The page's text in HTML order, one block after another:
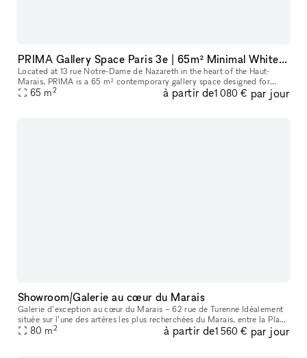
PRIMA Gallery Space Paris 3e | 65m² Minimal White Cube in Haut-Marais
Located at 13 rue Notre-Dame de Nazareth in the heart of the Haut-
Marais, PRIMA is a 65 m² contemporary gallery space designed for
exhibitions, pop-ups, showrooms, fashion presentations, castings, ev
65 m2 à partir de1 080 € par jour
Showroom/Galerie au cœur du Marais
Galerie d’exception au cœur du Marais – 62 rue de Turenne Idéalement
située sur l’une des artères les plus recherchées du Marais, entre la Place
des Vosges et la rue de Bretagne, la galerie bénéficie
80 m2 à partir de1 560 € par jour